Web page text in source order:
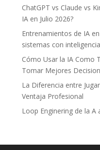
ChatGPT vs Claude vs
IA en Julio 2026?
Entrenamientos de IA
sistemas con
Cómo Usar la IA Como
Tomar Mejores
La Diferencia entre
Ventaja Profesional
Loop Enginering de la A